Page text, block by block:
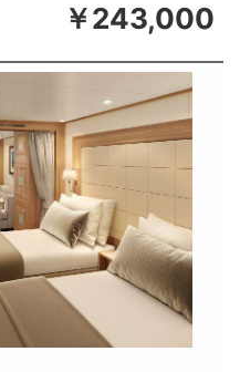
￥243,000